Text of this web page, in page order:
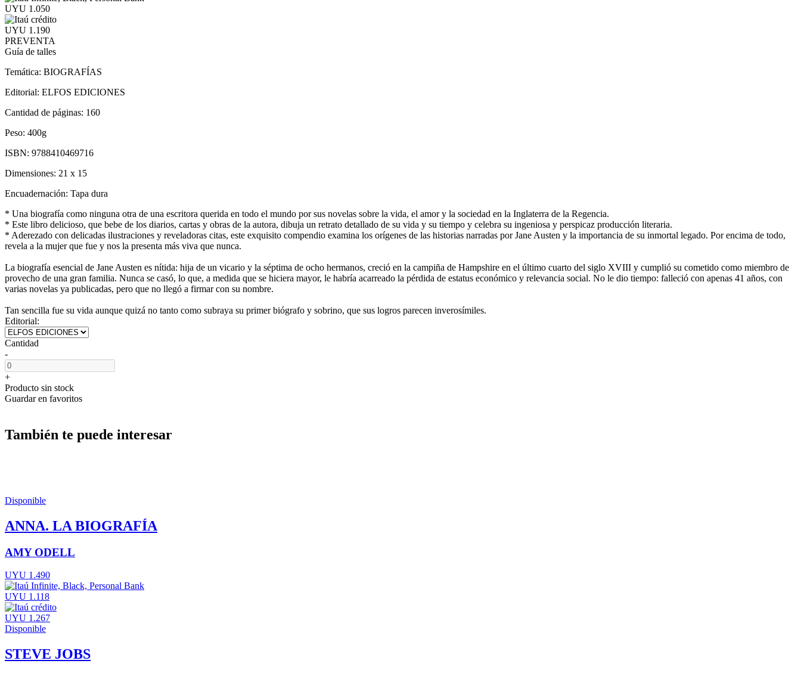
UYU 1.050
UYU 1.190
PREVENTA
Guía de talles
Temática: BIOGRAFÍAS
Editorial: ELFOS EDICIONES
Cantidad de páginas: 160
Peso: 400g
ISBN: 9788410469716
Dimensiones: 21 x 15
Encuadernación: Tapa dura
* Una biografía como ninguna otra de una escritora querida en todo el mundo por sus novelas sobre la vida, el amor y la sociedad en la Inglaterra de la Regencia.
* Este libro delicioso, que bebe de los diarios, cartas y obras de la autora, dibuja un retrato detallado de su vida y su tiempo y celebra su ingeniosa y perspicaz producción literaria.
* Aderezado con delicadas ilustraciones y reveladoras citas, este exquisito compendio examina los orígenes de las historias narradas por Jane Austen y la importancia de su inmortal legado. Por encima de todo,
revela a la mujer que fue y nos la presenta más viva que nunca.
La biografía esencial de Jane Austen es nítida: hija de un vicario y la séptima de ocho hermanos, creció en la campiña de Hampshire en el último cuarto del siglo XVIII y cumplió su cometido como miembro de
provecho de una gran familia. Nunca se casó, lo que, a medida que se hiciera mayor, le habría acarreado la pérdida de estatus económico y relevancia social. No le dio tiempo: falleció con apenas 41 años, con
varias novelas ya publicadas, pero que no llegó a firmar con su nombre.
Tan sencilla fue su vida aunque quizá no tanto como subraya su primer biógrafo y sobrino, que sus logros parecen inverosímiles.
Editorial:
Cantidad
-
+
Producto sin stock
Guardar en favoritos
También te puede interesar
Disponible
ANNA. LA BIOGRAFÍA
AMY ODELL
UYU 1.490
UYU 1.118
UYU 1.267
Disponible
STEVE JOBS